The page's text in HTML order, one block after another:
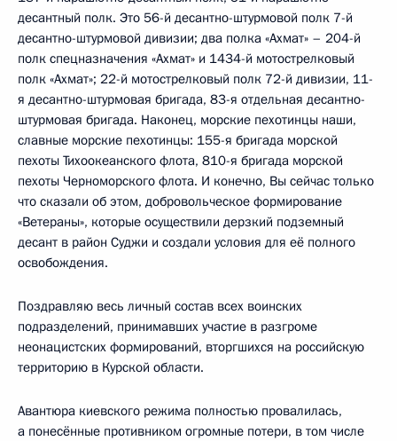
десантный полк. Это 56-й десантно-штурмовой полк 7-й
десантно-штурмовой дивизии; два полка «Ахмат» – 204-й
полк спецназначения «Ахмат» и 1434-й мотострелковый
полк «Ахмат»; 22-й мотострелковый полк 72-й дивизии, 11-
я десантно-штурмовая бригада, 83-я отдельная десантно-
штурмовая бригада. Наконец, морские пехотинцы наши,
славные морские пехотинцы: 155-я бригада морской
пехоты Тихоокеанского флота, 810-я бригада морской
пехоты Черноморского флота. И конечно, Вы сейчас только
что сказали об этом, добровольческое формирование
«Ветераны», которые осуществили дерзкий подземный
десант в район Суджи и создали условия для её полного
освобождения.
Поздравляю весь личный состав всех воинских
подразделений, принимавших участие в разгроме
неонацистских формирований, вторгшихся на российскую
территорию в Курской области.
Авантюра киевского режима полностью провалилась,
а понесённые противником огромные потери, в том числе